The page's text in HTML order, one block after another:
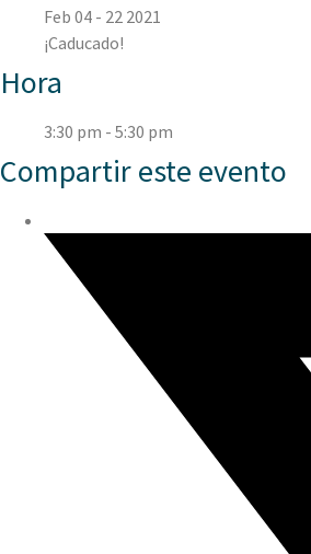
Feb 04 - 22 2021
¡Caducado!
Hora
3:30 pm - 5:30 pm
Compartir este evento